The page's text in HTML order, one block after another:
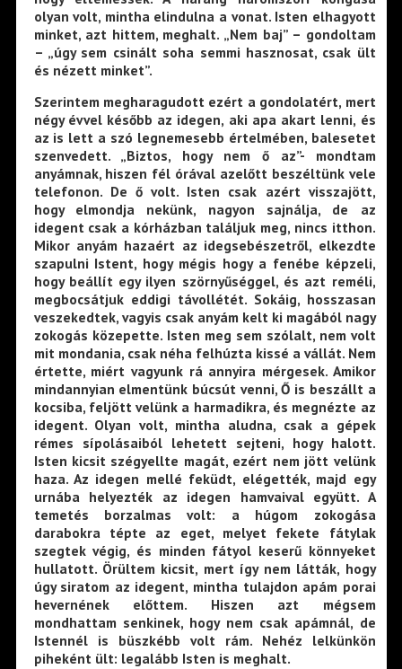
olyan volt, mintha elindulna a vonat. Isten elhagyott
minket, azt hittem, meghalt. „Nem baj” – gondoltam
– „úgy sem csinált soha semmi hasznosat, csak ült
és nézett minket”.
Szerintem megharagudott ezért a gondolatért, mert
négy évvel később az idegen, aki apa akart lenni, és
az is lett a szó legnemesebb értelmében, balesetet
szenvedett. „Biztos, hogy nem ő az”- mondtam
anyámnak, hiszen fél órával azelőtt beszéltünk vele
telefonon. De ő volt. Isten csak azért visszajött,
hogy elmondja nekünk, nagyon sajnálja, de az
idegent csak a kórházban találjuk meg, nincs itthon.
Mikor anyám hazaért az idegsebészetről, elkezdte
szapulni Istent, hogy mégis hogy a fenébe képzeli,
hogy beállít egy ilyen szörnyűséggel, és azt reméli,
megbocsátjuk eddigi távollétét. Sokáig, hosszasan
veszekedtek, vagyis csak anyám kelt ki magából nagy
zokogás közepette. Isten meg sem szólalt, nem volt
mit mondania, csak néha felhúzta kissé a vállát. Nem
értette, miért vagyunk rá annyira mérgesek. Amikor
mindannyian elmentünk búcsút venni, Ő is beszállt a
kocsiba, feljött velünk a harmadikra, és megnézte az
idegent. Olyan volt, mintha aludna, csak a gépek
rémes sípolásaiból lehetett sejteni, hogy halott.
Isten kicsit szégyellte magát, ezért nem jött velünk
haza. Az idegen mellé feküdt, elégették, majd egy
urnába helyezték az idegen hamvaival együtt. A
temetés borzalmas volt: a húgom zokogása
darabokra tépte az eget, melyet fekete fátylak
szegtek végig, és minden fátyol keserű könnyeket
hullatott. Örültem kicsit, mert így nem látták, hogy
úgy siratom az idegent, mintha tulajdon apám porai
hevernének előttem. Hiszen azt mégsem
mondhattam senkinek, hogy nem csak apámnál, de
Istennél is büszkébb volt rám. Nehéz lelkünkön
piheként ült: legalább Isten is meghalt.